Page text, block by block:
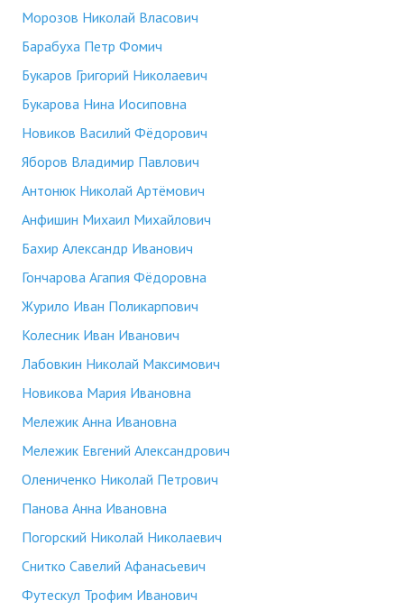
Морозов Николай Власович
Барабуха Петр Фомич
Букаров Григорий Николаевич
Букарова Нина Иосиповна
Новиков Василий Фёдорович
Яборов Владимир Павлович
Антонюк Николай Артёмович
Анфишин Михаил Михайлович
Бахир Александр Иванович
Гончарова Агапия Фёдоровна
Журило Иван Поликарпович
Колесник Иван Иванович
Лабовкин Николай Максимович
Новикова Мария Ивановна
Мележик Анна Ивановна
Мележик Евгений Александрович
Олениченко Николай Петрович
Панова Анна Ивановна
Погорский Николай Николаевич
Снитко Савелий Афанасьевич
Футескул Трофим Иванович